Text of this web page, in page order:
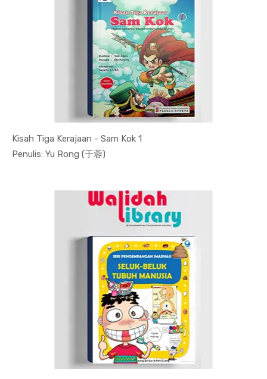
Kisah Tiga Kerajaan - Sam Kok 1
Penulis: Yu Rong (于蓉)In Fiksi &...